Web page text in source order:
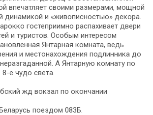
впечатляет своими размерами, мощной
динамикой и «живописностью» декора.
гостеприимно распахивает двери
и туристов. Особым интересом
Янтарная комната, ведь
и местонахождения подлинника до
А Янтарную комнату по
е чудо света.
жд вокзал по окончании
поездом 083Б.